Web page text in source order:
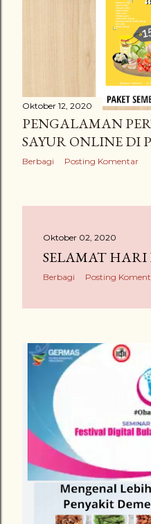
Oktober 12, 2020
PENGALAMAN
SAYUR ONLINE DI
Berbagi Posting Komentar
Oktober 02, 2020
SELAMAT
Berbagi Posting